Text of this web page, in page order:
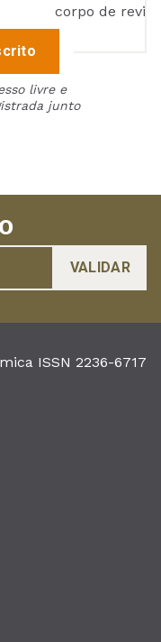
corpo de
livre e
junto
ISSN 2236-6717